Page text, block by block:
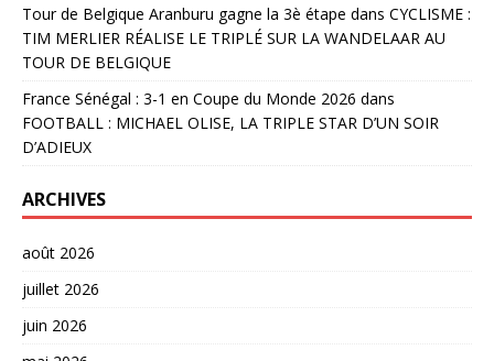
Tour de Belgique Aranburu gagne la 3è étape dans CYCLISME :
TIM MERLIER RÉALISE LE TRIPLÉ SUR LA WANDELAAR AU
TOUR DE BELGIQUE
France Sénégal : 3-1 en Coupe du Monde 2026 dans
FOOTBALL : MICHAEL OLISE, LA TRIPLE STAR D’UN SOIR
D’ADIEUX
ARCHIVES
août 2026
juillet 2026
juin 2026